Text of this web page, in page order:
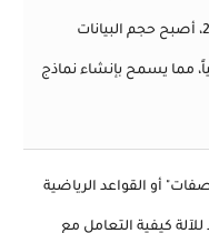
تتعلم شيئاً. في 2026، أصبح حجم البيانات
مما يسمح بإنشاء نماذج
أو القواعد الرياضية
كيفية التعامل مع